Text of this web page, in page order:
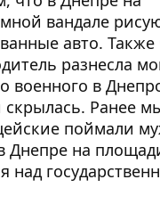
вандале
авто. Также
разнесла
военного в
скрылась. Ранее
поймали
Днепре на
над